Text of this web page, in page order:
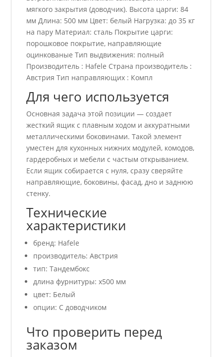
мягкого закрытия (доводчик). Высота царги: 84
мм Длина: 500 мм Цвет: белый Нагрузка: до 35 кг
на пару Материал: сталь Покрытие царги:
порошковое покрытие, направляющие
оцинкованые Тип выдвижения: полный
Производитель : Hafele Страна производитель :
Австрия Тип направляющих : Компл
Для чего используется
Основная задача этой позиции — создает
жесткий ящик с плавным ходом и аккуратными
металлическими боковинами. Такой элемент
уместен для кухонных нижних модулей, комодов,
гардеробных и мебели с частым открыванием.
Если ящик собирается с нуля, сразу сверяйте
направляющие, боковины, фасад, дно и заднюю
стенку.
Технические
характеристики
бренд: Hafele
производитель: Австрия
тип: Тандембокс
длина фурнитуры: x500 мм
цвет: Белый
опции: С доводчиком
Что проверить перед
заказом